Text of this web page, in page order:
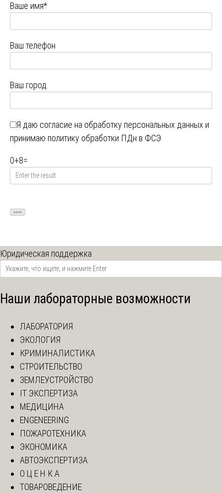
Ваше имя*
Ваш телефон
Ваш город
Я даю согласие на обработку персональных данных и
принимаю политику обработки ПДн в ФСЭ
0+8=
Юридическая поддержка
Наши лабораторные возможности
ЛАБОРАТОРИЯ
ЭКОЛОГИЯ
КРИМИНАЛИСТИКА
СТРОИТЕЛЬСТВО
ЗЕМЛЕУСТРОЙСТВО
IT ЭКСПЕРТИЗА
МЕДИЦИНА
ENGENEERING
ПОЖАРОТЕХНИКА
ЭКОНОМИКА
АВТОЭКСПЕРТИЗА
О Ц Е Н К А
ТОВАРОВЕДЕНИЕ